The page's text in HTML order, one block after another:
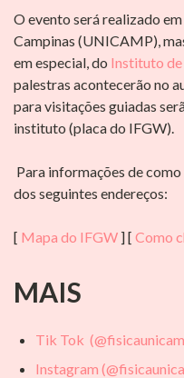
O evento será realizado
Campinas (UNICAMP),
em especial, do Instituto
palestras acontecerão no
para visitações guiadas
instituto (placa do IFGW).
Para informações de
dos seguintes endereços:
[ Mapa do IFGW ] [ Como
MAIS
Tik Tok
Instagram